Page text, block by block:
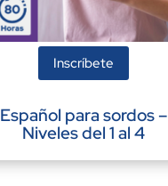
Inscríbete
Español para sordos –
Niveles del 1 al 4